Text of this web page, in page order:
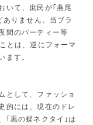
いて、庶民が｢燕尾
りません。当ブラ
間のパーティー等
とは、逆にフォーマ
ます。
として、ファッショ
的には、現在のドレ
｢黒の蝶ネクタイ｣は